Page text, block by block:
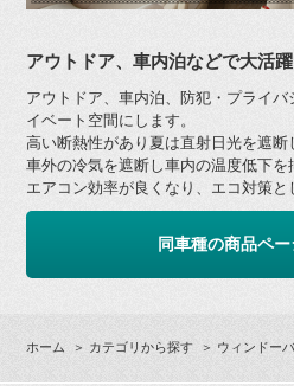
アウトドア、車内泊などで大活躍
アウトドア、車内泊、防犯・プライ
イベート空間にします。
高い断熱性があり夏は直射日光を遮
車外の冷気を遮断し車内の温度低下を
エアコン効率が良くなり、エコ対策と
同車種の商品ペ
ホーム ＞ カテゴリから探す ＞ ウィンドー